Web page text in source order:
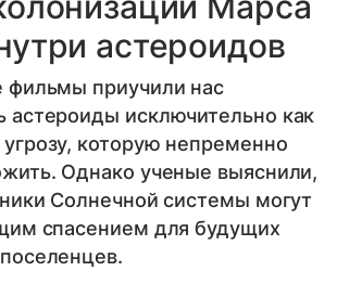
астероидов
фильмы приучили нас
астероиды исключительно как
которую непременно
Однако ученые выяснили,
Солнечной системы могут
спасением для будущих